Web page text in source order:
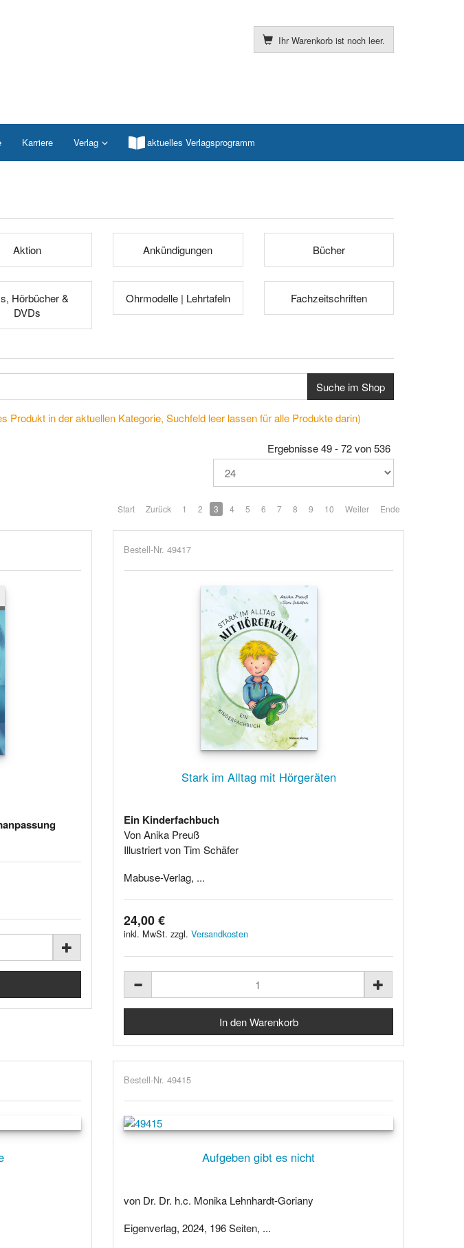
Ihr Warenkorb ist noch leer.
Karriere Verlag aktuelles Verlagsprogramm
Aktion Ankündigungen Bücher
Hörbücher &
DVDs
Ohrmodelle | Lehrtafeln Fachzeitschriften
Suche im Shop
Produkt in der aktuellen Kategorie, Suchfeld leer lassen für alle Produkte darin)
Ergebnisse 49 - 72 von 536
Start Zurück 1 2 3 4 5 6 7 8 9 10 Weiter Ende
Bestell-Nr. 49417
Stark im Alltag mit Hörgeräten
Ein Kinderfachbuch
Von Anika Preuß
Illustriert von Tim Schäfer
Mabuse-Verlag, ...
24,00 €
inkl. MwSt. zzgl.Versandkosten
Bestell-Nr. 49415
Aufgeben gibt es nicht
von Dr. Dr. h.c. Monika Lehnhardt-Goriany
Eigenverlag, 2024, 196 Seiten, ...